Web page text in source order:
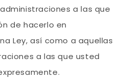
a las que
de hacerlo en
Ley, así como a aquellas
a las que usted